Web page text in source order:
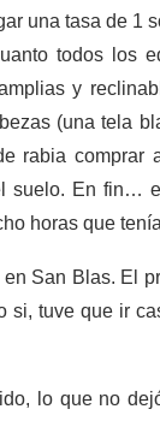
una tasa de 1
todos los
y
(una tela
rabia comprar
suelo. En fin…
horas que
San Blas. El
tuve que ir
lo que no